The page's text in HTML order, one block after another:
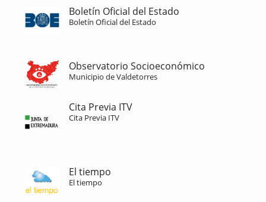
Boletín Oficial del Estado
Boletín Oficial del Estado
Observatorio Socioeconómico
Municipio de Valdetorres
Cita Previa ITV
Cita Previa ITV
El tiempo
El tiempo